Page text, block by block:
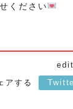
ください
アする